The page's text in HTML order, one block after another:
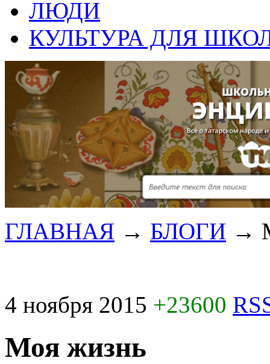
ЛЮДИ
КУЛЬТУРА ДЛЯ
ГЛАВНАЯ → БЛОГИ →
4 ноября 2015 +23600
Моя жизнь